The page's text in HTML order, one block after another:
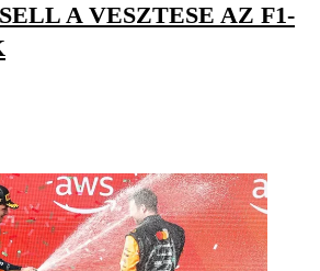
A VESZTESE AZ F1-